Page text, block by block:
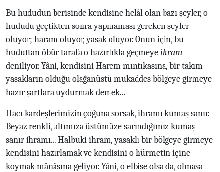
Bu hududun berisinde kendisine helâl olan bazı şeyler, o
hududu geçtikten sonra yapmaması gereken şeyler
oluyor; haram oluyor, yasak oluyor. Onun için, bu
huduttan öbür tarafa o hazırlıkla geçmeyeihram
deniliyor. Yâni, kendisini Harem mıntıkasına, bir takım
yasakların olduğu olağanüstü mukaddes bölgeye girmeye
hazır şartlara uydurmak demek...
Hacı kardeşlerimizin çoğuna sorsak, ihramı kumaş sanır.
Beyaz renkli, altımıza üstümüze sarındığımız kumaş
sanır ihramı... Halbuki ihram, yasaklı bir bölgeye girmeye
kendisini hazırlamak ve kendisini o hürmetin içine
koymak mânâsına geliyor. Yâni, o elbise olsa da, olmasa